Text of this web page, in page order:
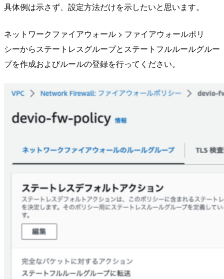
具体例は示さず、設定方法だけを示したいと思います。
ネットワークファイアウォール > ファイアウォールポリ
シーからステートレスグループとステートフルルールグルー
プを作成およびルールの登録を行ってください。